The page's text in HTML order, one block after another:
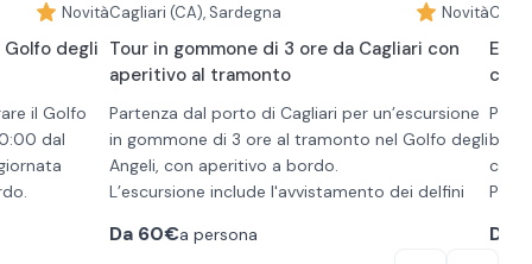
Novità
Golfo degli
il Golfo
dal
Cagliari (CA), Sardegna Novità
Tour in gommone di 3 ore da Cagliari con
aperitivo al tramonto
Partenza dal porto di Cagliari per un’escursione
in gommone di 3 ore al tramonto nel Golfo degli
Angeli, con aperitivo a bordo.
L’escursione include l'avvistamento dei delfini
30 minuti in tre location ideali per nuotare e
Da 60€a persona
con
con
Da